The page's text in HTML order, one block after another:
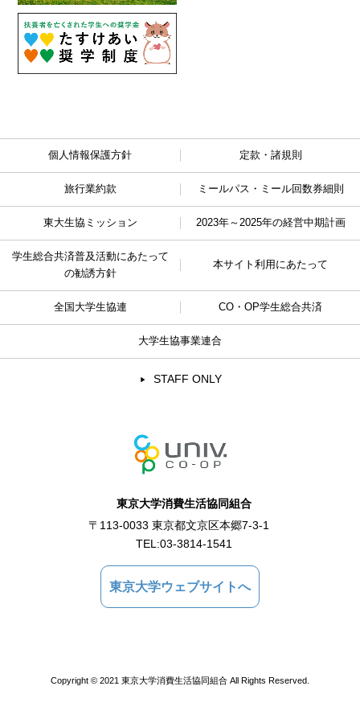
個人情報保護方針 定款・諸規則
旅行業約款 ミールパス・ミール回数券細則
東大生協ミッション 2023年～2025年の経営中期計画
学生総合共済普及活動にあたって
の勧誘方針
本サイト利用にあたって
全国大学生協連 CO・OP学生総合共済
大学生協事業連合
STAFF ONLY
東京大学消費生活協同組合
〒113-0033 東京都文京区本郷7-3-1
TEL:03-3814-1541
東京大学ウェブサイトへ
Copyright © 2021 東京大学消費生活協同組合 All Rights Reserved.